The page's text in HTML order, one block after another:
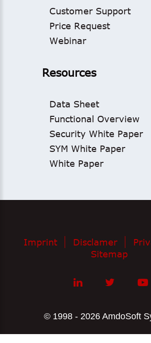
Customer Support
Price Request
Webinar
Resources
Data Sheet
Functional Overview
Security White Paper
SYM White Paper
White Paper
Imprint Disclamer
Sitemap
© 1998 - 2026 AmdoSoft